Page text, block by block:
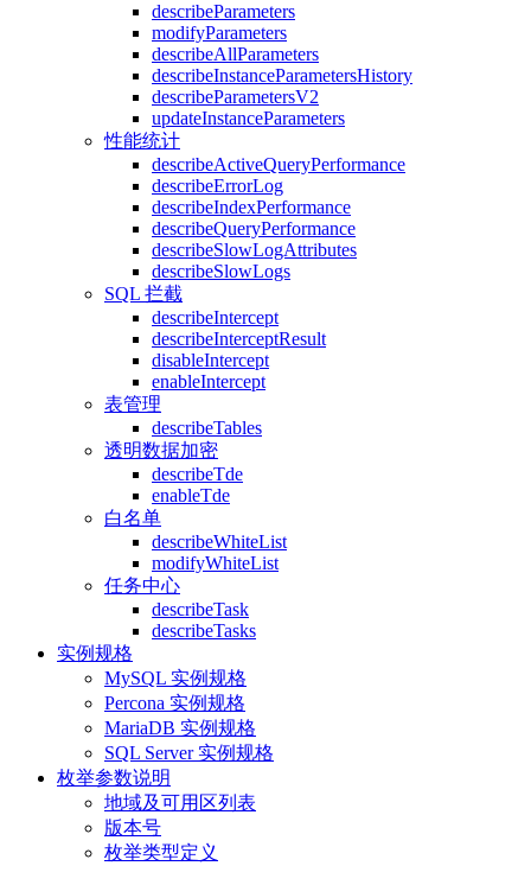
describeParameters
modifyParameters
describeAllParameters
describeInstanceParametersHistory
describeParametersV2
updateInstanceParameters
性能统计
describeActiveQueryPerformance
describeErrorLog
describeIndexPerformance
describeQueryPerformance
describeSlowLogAttributes
describeSlowLogs
SQL 拦截
describeIntercept
describeInterceptResult
disableIntercept
enableIntercept
表管理
describeTables
透明数据加密
describeTde
enableTde
白名单
describeWhiteList
modifyWhiteList
任务中心
describeTask
describeTasks
实例规格
MySQL 实例规格
Percona 实例规格
MariaDB 实例规格
SQL Server 实例规格
枚举参数说明
地域及可用区列表
版本号
枚举类型定义